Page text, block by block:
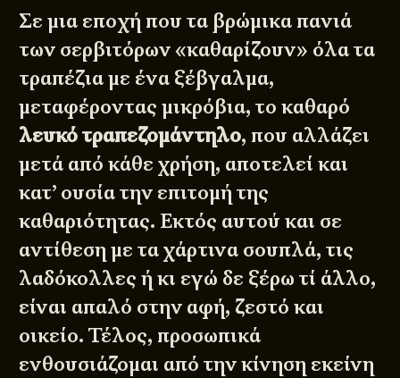
Σε μια εποχή που τα βρώμικα πανιά
των σερβιτόρων «καθαρίζουν» όλα τα
τραπέζια με ένα ξέβγαλμα,
μεταφέροντας μικρόβια, το καθαρό
λευκό τραπεζομάντηλο, που αλλάζει
μετά από κάθε χρήση, αποτελεί και
κατ’ ουσία την επιτομή της
καθαριότητας. Εκτός αυτού και σε
αντίθεση με τα χάρτινα σουπλά, τις
λαδόκολλες ή κι εγώ δε ξέρω τί άλλο,
είναι απαλό στην αφή, ζεστό και
οικείο. Τέλος, προσωπικά
ενθουσιάζομαι από την κίνηση εκείνη